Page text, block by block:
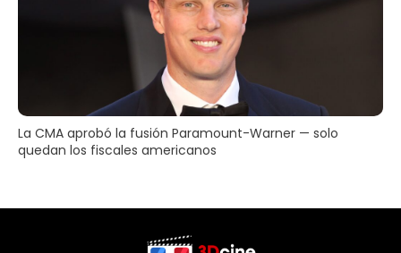
La CMA aprobó la fusión Paramount-Warner — solo
quedan los fiscales americanos